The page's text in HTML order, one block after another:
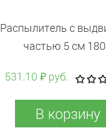
Распылитель с
частью 5 см
531.10 ₽ руб.
В корзину